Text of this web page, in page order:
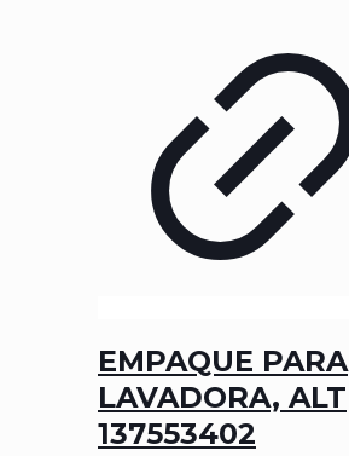
EMPAQUE PARA
LAVADORA, ALT
137553402